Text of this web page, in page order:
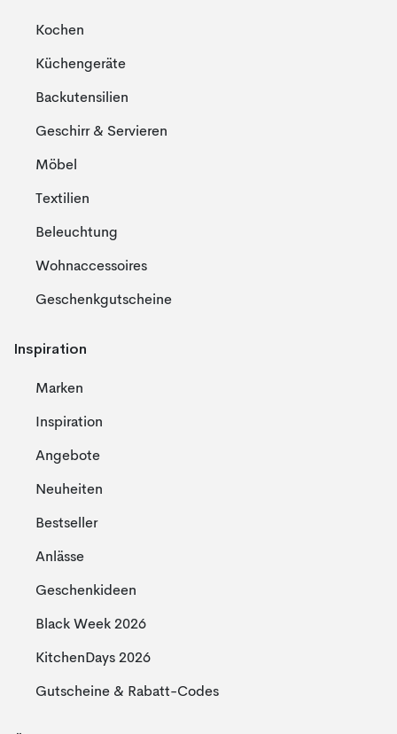
Kochen
Küchengeräte
Backutensilien
Geschirr & Servieren
Möbel
Textilien
Beleuchtung
Wohnaccessoires
Geschenkgutscheine
Inspiration
Marken
Inspiration
Angebote
Neuheiten
Bestseller
Anlässe
Geschenkideen
Black Week 2026
KitchenDays 2026
Gutscheine & Rabatt-Codes